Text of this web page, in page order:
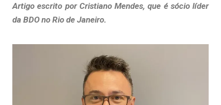
Artigo escrito por Cristiano Mendes, que é sócio líder
da BDO no Rio de Janeiro.